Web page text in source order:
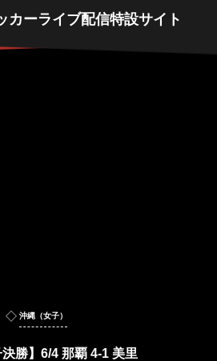
カーライブ配信特設サイト
沖縄（女子）
決勝】6/4 那覇 4-1 美里